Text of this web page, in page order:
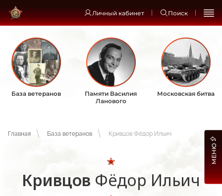
Личный кабинет Поиск
База ветеранов
Памяти Василия
Ланового
Московская битва
Главная База ветеранов Кривцов Фёдор Ильич
Кривцов Фёдор Ильич
МЕНЮ